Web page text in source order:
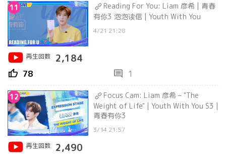
11
Reading For You: Liam 彦希 | 青春
有你3 泡泡读信 | Youth With You
4/21 21:28
再生回数 2,184
thumb_up 78 comment 1
12
Focus Cam: Liam 彦希 – "The
Weight of Life" | Youth With You S3 |
青春有你3
3/14 21:57
再生回数
2,490